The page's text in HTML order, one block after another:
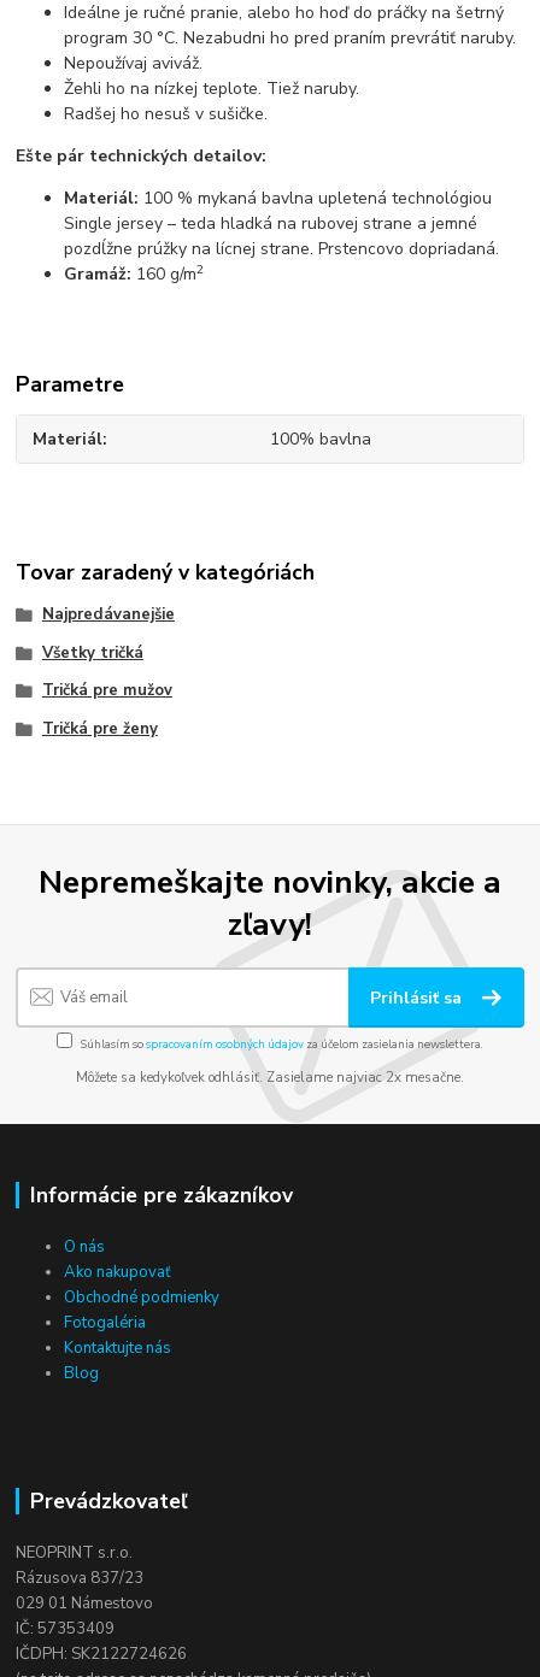
Ideálne je ručné pranie, alebo ho hoď do práčky na šetrný
program 30 °C. Nezabudni ho pred praním prevrátiť naruby.
Nepoužívaj aviváž.
Žehli ho na nízkej teplote. Tiež naruby.
Radšej ho nesuš v sušičke.
Ešte pár technických detailov:
Materiál: 100 % mykaná bavlna upletená technológiou
Single jersey – teda hladká na rubovej strane a jemné
pozdĺžne prúžky na lícnej strane. Prstencovo dopriadaná.
Gramáž: 160 g/m2
Parametre
Materiál 100% bavlna
Tovar zaradený v kategóriách
Najpredávanejšie
Všetky tričká
Tričká pre mužov
Tričká pre ženy
Nepremeškajte novinky, akcie a
zľavy!
Prihlásiť sa
Súhlasím sospracovaním osobných údajov za účelom zasielania newslettera.
Môžete sa kedykoľvek odhlásiť. Zasielame najviac 2x mesačne.
Informácie pre zákazníkov
O nás
Ako nakupovať
Obchodné podmienky
Fotogaléria
Kontaktujte nás
Blog
Prevádzkovateľ
NEOPRINT s.r.o.
Rázusova 837/23
029 01 Námestovo
IČ: 57353409
IČDPH: SK2122724626